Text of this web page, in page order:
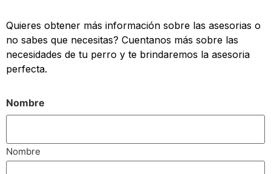
Quieres obtener más información sobre las asesorias o
no sabes que necesitas? Cuentanos más sobre las
necesidades de tu perro y te brindaremos la asesoria
perfecta.
Nombre
Nombre